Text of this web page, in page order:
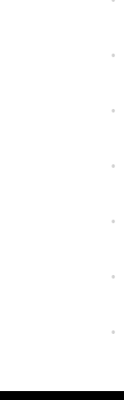
•
•
•
•
•
•